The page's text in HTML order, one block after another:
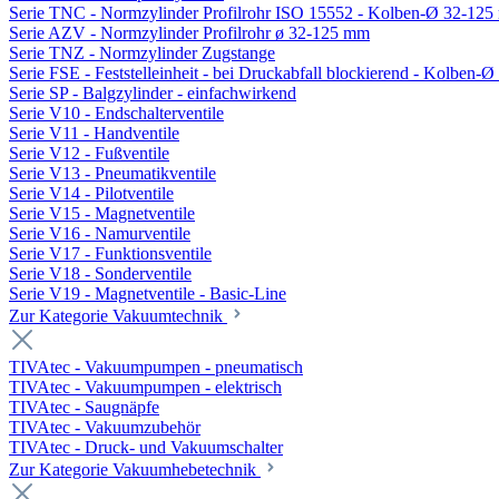
Serie TNC - Normzylinder Profilrohr ISO 15552 - Kolben-Ø 32-125
Serie AZV - Normzylinder Profilrohr ø 32-125 mm
Serie TNZ - Normzylinder Zugstange
Serie FSE - Feststelleinheit - bei Druckabfall blockierend - Kolben-Ø
Serie SP - Balgzylinder - einfachwirkend
Serie V10 - Endschalterventile
Serie V11 - Handventile
Serie V12 - Fußventile
Serie V13 - Pneumatikventile
Serie V14 - Pilotventile
Serie V15 - Magnetventile
Serie V16 - Namurventile
Serie V17 - Funktionsventile
Serie V18 - Sonderventile
Serie V19 - Magnetventile - Basic-Line
Zur Kategorie Vakuumtechnik
TIVAtec - Vakuumpumpen - pneumatisch
TIVAtec - Vakuumpumpen - elektrisch
TIVAtec - Saugnäpfe
TIVAtec - Vakuumzubehör
TIVAtec - Druck- und Vakuumschalter
Zur Kategorie Vakuumhebetechnik